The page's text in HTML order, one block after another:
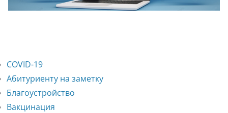
COVID-19
Абитуриенту на заметку
Благоустройство
Вакцинация